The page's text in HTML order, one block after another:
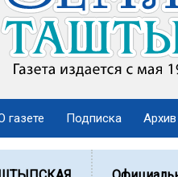
газете Подписка